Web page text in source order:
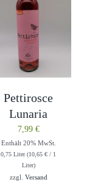
Pettirosce
Lunaria
7,99 €
Enthält 20% MwSt.
0,75 Liter (10,65€ / 1
Liter)
zzgl. Versand